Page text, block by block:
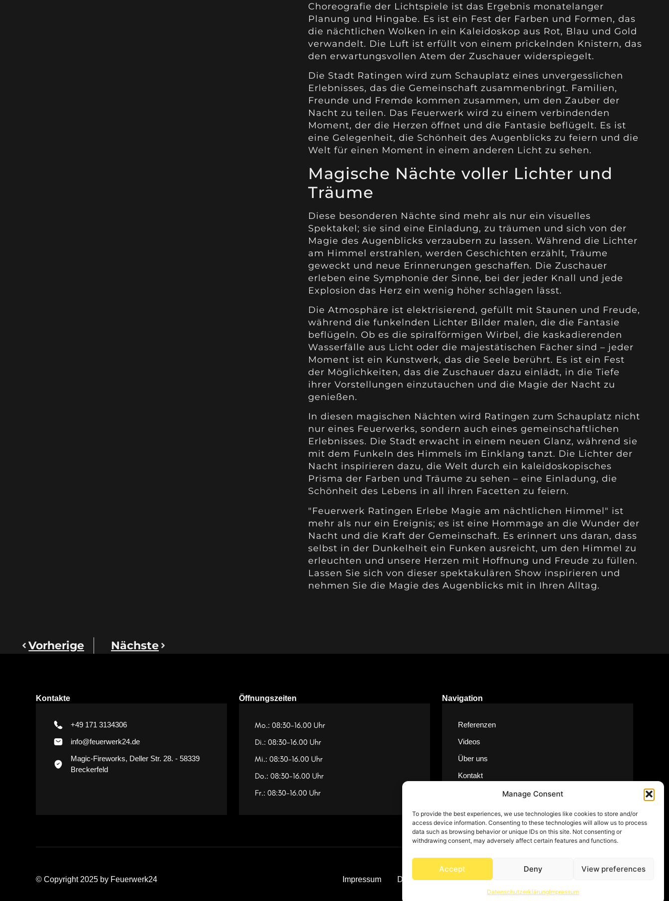
Manage Consent
To provide the best experiences, we use technologies like cookies to store and/or
access device information. Consenting to these technologies will allow us to process
data such as browsing behavior or unique IDs on this site. Not consenting or
withdrawing consent, may adversely affect certain features and functions.
Accept Deny View preferences
DatenschutzerklärungImpressum
Choreografie der Lichtspiele ist das Ergebnis monatelanger
Planung und Hingabe. Es ist ein Fest der Farben und Formen, das
die nächtlichen Wolken in ein Kaleidoskop aus Rot, Blau und Gold
verwandelt. Die Luft ist erfüllt von einem prickelnden Knistern, das
den erwartungsvollen Atem der Zuschauer widerspiegelt.
Die Stadt Ratingen wird zum Schauplatz eines unvergesslichen
Erlebnisses, das die Gemeinschaft zusammenbringt. Familien,
Freunde und Fremde kommen zusammen, um den Zauber der
Nacht zu teilen. Das Feuerwerk wird zu einem verbindenden
Moment, der die Herzen öffnet und die Fantasie beflügelt. Es ist
eine Gelegenheit, die Schönheit des Augenblicks zu feiern und die
Welt für einen Moment in einem anderen Licht zu sehen.
Magische Nächte voller Lichter und
Träume
Diese besonderen Nächte sind mehr als nur ein visuelles
Spektakel; sie sind eine Einladung, zu träumen und sich von der
Magie des Augenblicks verzaubern zu lassen. Während die Lichter
am Himmel erstrahlen, werden Geschichten erzählt, Träume
geweckt und neue Erinnerungen geschaffen. Die Zuschauer
erleben eine Symphonie der Sinne, bei der jeder Knall und jede
Explosion das Herz ein wenig höher schlagen lässt.
Die Atmosphäre ist elektrisierend, gefüllt mit Staunen und Freude,
während die funkelnden Lichter Bilder malen, die die Fantasie
beflügeln. Ob es die spiralförmigen Wirbel, die kaskadierenden
Wasserfälle aus Licht oder die majestätischen Fächer sind – jeder
Moment ist ein Kunstwerk, das die Seele berührt. Es ist ein Fest
der Möglichkeiten, das die Zuschauer dazu einlädt, in die Tiefe
ihrer Vorstellungen einzutauchen und die Magie der Nacht zu
genießen.
In diesen magischen Nächten wird Ratingen zum Schauplatz nicht
nur eines Feuerwerks, sondern auch eines gemeinschaftlichen
Erlebnisses. Die Stadt erwacht in einem neuen Glanz, während sie
mit dem Funkeln des Himmels im Einklang tanzt. Die Lichter der
Nacht inspirieren dazu, die Welt durch ein kaleidoskopisches
Prisma der Farben und Träume zu sehen – eine Einladung, die
Schönheit des Lebens in all ihren Facetten zu feiern.
"Feuerwerk Ratingen Erlebe Magie am nächtlichen Himmel" ist
mehr als nur ein Ereignis; es ist eine Hommage an die Wunder der
Nacht und die Kraft der Gemeinschaft. Es erinnert uns daran, dass
selbst in der Dunkelheit ein Funken ausreicht, um den Himmel zu
erleuchten und unsere Herzen mit Hoffnung und Freude zu füllen.
Lassen Sie sich von dieser spektakulären Show inspirieren und
nehmen Sie die Magie des Augenblicks mit in Ihren Alltag.
Vorherige Nächste
Kontakte
+49 171 3134306
info@feuerwerk24.de
Magic-Fireworks, Deller Str. 28. - 58339
Breckerfeld
Öffnungszeiten
Mo.: 08:30-16.00 Uhr
Di.: 08:30-16.00 Uhr
Mi.: 08:30-16.00 Uhr
Do.: 08:30-16.00 Uhr
Fr.: 08:30-16.00 Uhr
Navigation
Referenzen
Videos
Über uns
Kontakt
© Copyright 2025 by Feuerwerk24 Impressum Datenschutz